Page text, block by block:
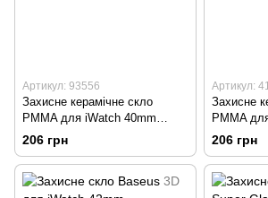
Артикул: 93556
Захисне керамічне скло
PMMA для iWatch 40mm
Black
206 грн
Артикул:
Захисне
PMMA
Black
206 грн